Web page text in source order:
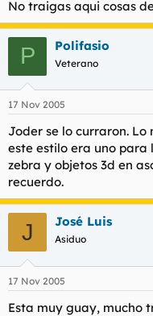
No traigas aqui cosas
P Polifasio
Veterano
17 Nov 2005
Joder se lo curraron.
este estilo era uno para
zebra y objetos 3d en
recuerdo.
J José Luis
Asiduo
17 Nov 2005
Esta muy guay, mucho